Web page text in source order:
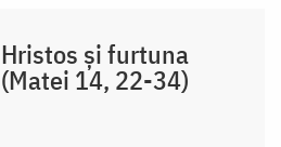
Hristos și furtuna
(Matei 14, 22-34)